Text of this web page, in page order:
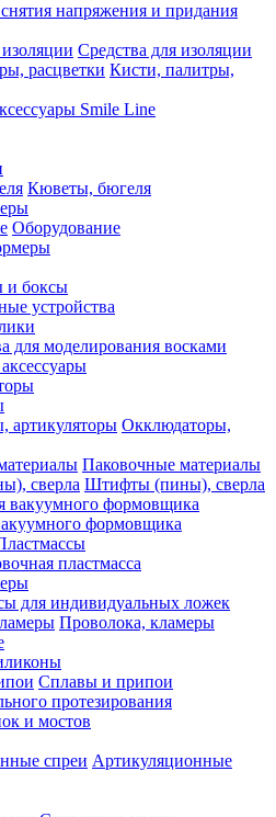
напряжения и придания
Средства для изоляции
Кисти, палитры,
Smile Line
Кюветы, бюгеля
Оборудование
и боксы
устройства
для моделирования восками
Окклюдаторы,
Паковочные материалы
Штифты (пины), сверла
формовщика
пластмасса
для индивидуальных ложек
Проволока, кламеры
Сплавы и припои
протезирования
и мостов
Артикуляционные